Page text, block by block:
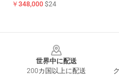
￥348,000$24
世界中に配送
200カ国以上に配送